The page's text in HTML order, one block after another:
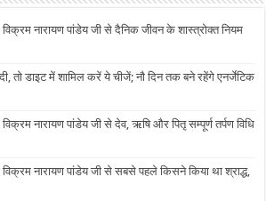
नारायण पांडेय जी से दैनिक जीवन के शास्त्रोक्त नियम
तो डाइट में शामिल करें ये चीजें; नौ दिन तक बने रहेंगे एनर्जेटिक
नारायण पांडेय जी से देव, ऋषि और पितृ सम्पूर्ण तर्पण विधि
विक्रम नारायण पांडेय जी से सबसे पहले किसने किया था श्राद्ध,